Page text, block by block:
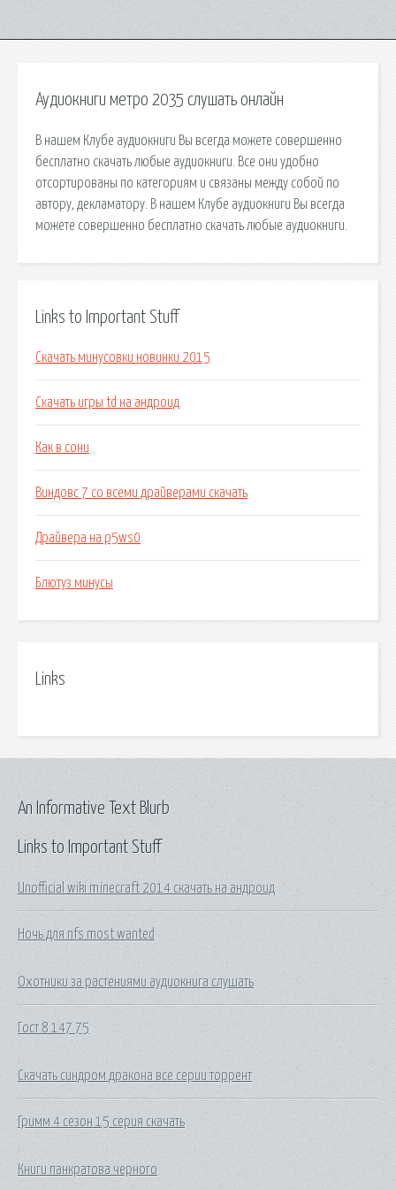
Аудиокниги метро 2035 слушать онлайн
В нашем Клубе аудиокниги Вы всегда можете совершенно
бесплатно скачать любые аудиокниги. Все они удобно
отсортированы по категориям и связаны между собой по
автору, декламатору. В нашем Клубе аудиокниги Вы всегда
можете совершенно бесплатно скачать любые аудиокниги.
Links to Important Stuff
Скачать минусовки новинки 2015
Скачать игры td на андроид
Как в сони
Виндовс 7 со всеми драйверами скачать
Драйвера на p5ws0
Блютуз минусы
Links
Links to Important Stuff
Unofficial wiki minecraft 2014 скачать на андроид
Ночь для nfs most wanted
Охотники за растениями аудиокнига слушать
Гост 8 147 75
Скачать синдром дракона все серии торрент
Гримм 4 сезон 15 серия скачать
Книги панкратова черного
An Informative Text Blurb